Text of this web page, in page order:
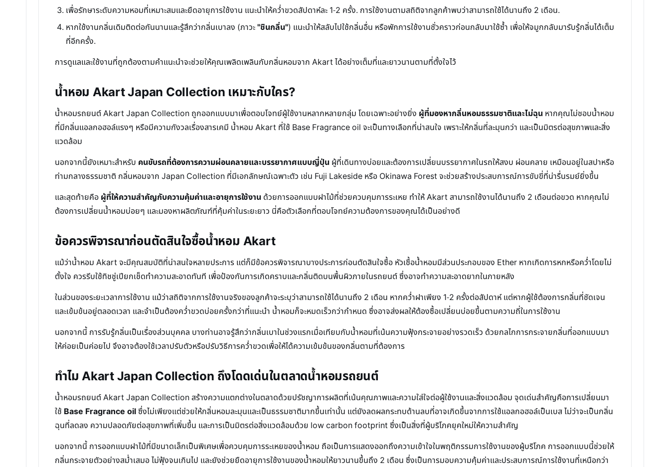
เพื่อรักษาระดับความหอมที่เหมาะสมและยืดอายุการใช้งาน แนะนำให้คว่ำขวดสัปดาห์ละ 1-2 ครั้ง. การใช้งานตามสถิติจากลูกค้าพบว่าสามารถใช้ได้นานถึง 2 เดือน.
หากใช้งานกลิ่นเดิมติดต่อกันนานและรู้สึกว่ากลิ่นเบาลง (ภาวะ"ชินกลิ่น") แนะนำให้สลับไปใช้กลิ่นอื่น หรือพักการใช้งานชั่วคราวก่อนกลับมาใช้ซ้ำ เพื่อให้จมูกกลับมารับรู้กลิ่นได้เต็ม
ที่อีกครั้ง.
การดูแลและใช้งานที่ถูกต้องตามคำแนะนำจะช่วยให้คุณเพลิดเพลินกับกลิ่นหอมจาก Akart ได้อย่างเต็มที่และยาวนานตามที่ตั้งใจไว้
น้ำหอม Akart Japan Collection เหมาะกับใคร?
น้ำหอมรถยนต์ Akart Japan Collection ถูกออกแบบมาเพื่อตอบโจทย์ผู้ใช้งานหลากหลายกลุ่ม โดยเฉพาะอย่างยิ่ง ผู้ที่มองหากลิ่นหอมธรรมชาติและไม่ฉุน หากคุณไม่ชอบน้ำหอม
ที่มีกลิ่นแอลกอฮอล์แรงๆ หรือมีความกังวลเรื่องสารเคมี น้ำหอม Akart ที่ใช้ Base Fragrance oil จะเป็นทางเลือกที่น่าสนใจ เพราะให้กลิ่นที่ละมุนกว่า และเป็นมิตรต่อสุขภาพและสิ่ง
แวดล้อม
นอกจากนี้ยังเหมาะสำหรับ คนขับรถที่ต้องการความผ่อนคลายและบรรยากาศแบบญี่ปุ่น ผู้ที่เดินทางบ่อยและต้องการเปลี่ยนบรรยากาศในรถให้สงบ ผ่อนคลาย เหมือนอยู่ในสปาหรือ
ท่ามกลางธรรมชาติ กลิ่นหอมจาก Japan Collection ที่มีเอกลักษณ์เฉพาะตัว เช่น Fuji Lakeside หรือ Okinawa Forest จะช่วยสร้างประสบการณ์การขับขี่ที่น่ารื่นรมย์ยิ่งขึ้น
และสุดท้ายคือ ผู้ที่ให้ความสำคัญกับความคุ้มค่าและอายุการใช้งาน ด้วยการออกแบบฝาไม้ที่ช่วยควบคุมการระเหย ทำให้ Akart สามารถใช้งานได้นานถึง 2 เดือนต่อขวด หากคุณไม่
ต้องการเปลี่ยนน้ำหอมบ่อยๆ และมองหาผลิตภัณฑ์ที่คุ้มค่าในระยะยาว นี่คือตัวเลือกที่ตอบโจทย์ความต้องการของคุณได้เป็นอย่างดี
ข้อควรพิจารณาก่อนตัดสินใจซื้อน้ำหอม Akart
แม้ว่าน้ำหอม Akart จะมีคุณสมบัติที่น่าสนใจหลายประการ แต่ก็มีข้อควรพิจารณาบางประการก่อนตัดสินใจซื้อ หัวเชื้อน้ำหอมมีส่วนประกอบของ Ether หากเกิดการหกหรือคว่ำโดยไม่
ตั้งใจ ควรรีบใช้ทิชชู่เปียกเช็ดทำความสะอาดทันที เพื่อป้องกันการเกิดคราบและกลิ่นติดบนพื้นผิวภายในรถยนต์ ซึ่งอาจทำความสะอาดยากในภายหลัง
ในส่วนของระยะเวลาการใช้งาน แม้ว่าสถิติจากการใช้งานจริงของลูกค้าจะระบุว่าสามารถใช้ได้นานถึง 2 เดือน หากคว่ำฝาเพียง 1-2 ครั้งต่อสัปดาห์ แต่หากผู้ใช้ต้องการกลิ่นที่ชัดเจน
และเข้มข้นอยู่ตลอดเวลา และจำเป็นต้องคว่ำขวดบ่อยครั้งกว่าที่แนะนำ น้ำหอมก็จะหมดเร็วกว่ากำหนด ซึ่งอาจส่งผลให้ต้องซื้อเปลี่ยนบ่อยขึ้นตามความถี่ในการใช้งาน
นอกจากนี้ การรับรู้กลิ่นเป็นเรื่องส่วนบุคคล บางท่านอาจรู้สึกว่ากลิ่นเบาในช่วงแรกเมื่อเทียบกับน้ำหอมที่เน้นความฟุ้งกระจายอย่างรวดเร็ว ด้วยกลไกการกระจายกลิ่นที่ออกแบบมา
ให้ค่อยเป็นค่อยไป จึงอาจต้องใช้เวลาปรับตัวหรือปรับวิธีการคว่ำขวดเพื่อให้ได้ความเข้มข้นของกลิ่นตามที่ต้องการ
ทำไม Akart Japan Collection ถึงโดดเด่นในตลาดน้ำหอมรถยนต์
น้ำหอมรถยนต์ Akart Japan Collection สร้างความแตกต่างในตลาดด้วยปรัชญาการผลิตที่เน้นคุณภาพและความใส่ใจต่อผู้ใช้งานและสิ่งแวดล้อม จุดเด่นสำคัญคือการเปลี่ยนมา
ใช้ Base Fragrance oilซึ่งไม่เพียงแต่ช่วยให้กลิ่นหอมละมุนและเป็นธรรมชาติมากขึ้นเท่านั้น แต่ยังลดผลกระทบด้านลบที่อาจเกิดขึ้นจากการใช้แอลกอฮอล์เป็นเบส ไม่ว่าจะเป็นกลิ่น
ฉุนที่ลดลง ความปลอดภัยต่อสุขภาพที่เพิ่มขึ้น และการเป็นมิตรต่อสิ่งแวดล้อมด้วย low carbon footprint ซึ่งเป็นสิ่งที่ผู้บริโภคยุคใหม่ให้ความสำคัญ
นอกจากนี้ การออกแบบฝาไม้ที่มีขนาดเล็กเป็นพิเศษเพื่อควบคุมการระเหยของน้ำหอม ถือเป็นการแสดงออกถึงความเข้าใจในพฤติกรรมการใช้งานของผู้บริโภค การออกแบบนี้ช่วยให้
กลิ่นกระจายตัวอย่างสม่ำเสมอ ไม่ฟุ้งจนเกินไป และยังช่วยยืดอายุการใช้งานของน้ำหอมให้ยาวนานขึ้นถึง 2 เดือน ซึ่งเป็นการมอบความคุ้มค่าและประสบการณ์การใช้งานที่เหนือกว่า